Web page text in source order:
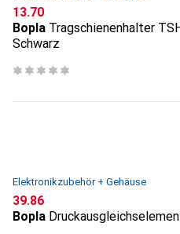
CHF
13.70
Bopla Tragschienenhalter
Schwarz
Elektronikzubehör + Gehäuse
CHF
39.86
Bopla